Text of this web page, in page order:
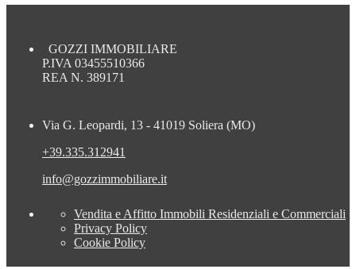
GOZZI IMMOBILIARE
P.IVA 03455510366
REA N. 389171
Via G. Leopardi, 13 - 41019 Soliera (MO)
+39.335.312941
info@gozzimmobiliare.it
Vendita e Affitto Immobili Residenziali e Commerciali
Privacy Policy
Cookie Policy